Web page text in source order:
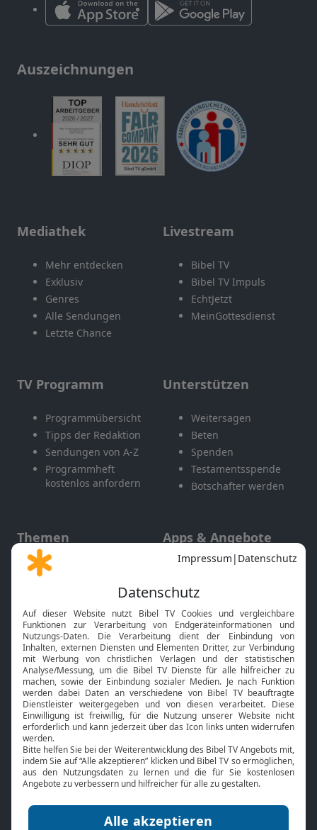
Auszeichnungen
Mediathek
Mehr entdecken
Exklusiv
Genres
Alle Sendungen
Letzte Chance
Livestream
Bibel TV
Bibel TV Impuls
EchtJetzt
MeinGottesdienst
TV Programm
Programmübersicht
Tipps der Redaktion
Sendungen von A-Z
Programmheft
kostenlos anfordern
Unterstützen
Weitersagen
Beten
Spenden
Testamentsspende
Botschafter werden
Themen
Gott und Bibel erklärt
Neuigkeiten
Apps & Angebote
Mobile App
Smart TV
HbbTV
Bibelthek Online-Bibel
Nächster Gottesdienst
Bibel TV
Über uns
Jobs
Mediadaten
Service
Kontakt
TV-Empfang